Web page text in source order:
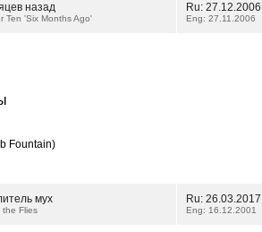
назад
Ten 'Six Months Ago'
Ru: 27.12.2006
Eng: 27.11.2006
Fountain)
мух
the Flies
Ru: 26.03.2017
Eng: 16.12.2001